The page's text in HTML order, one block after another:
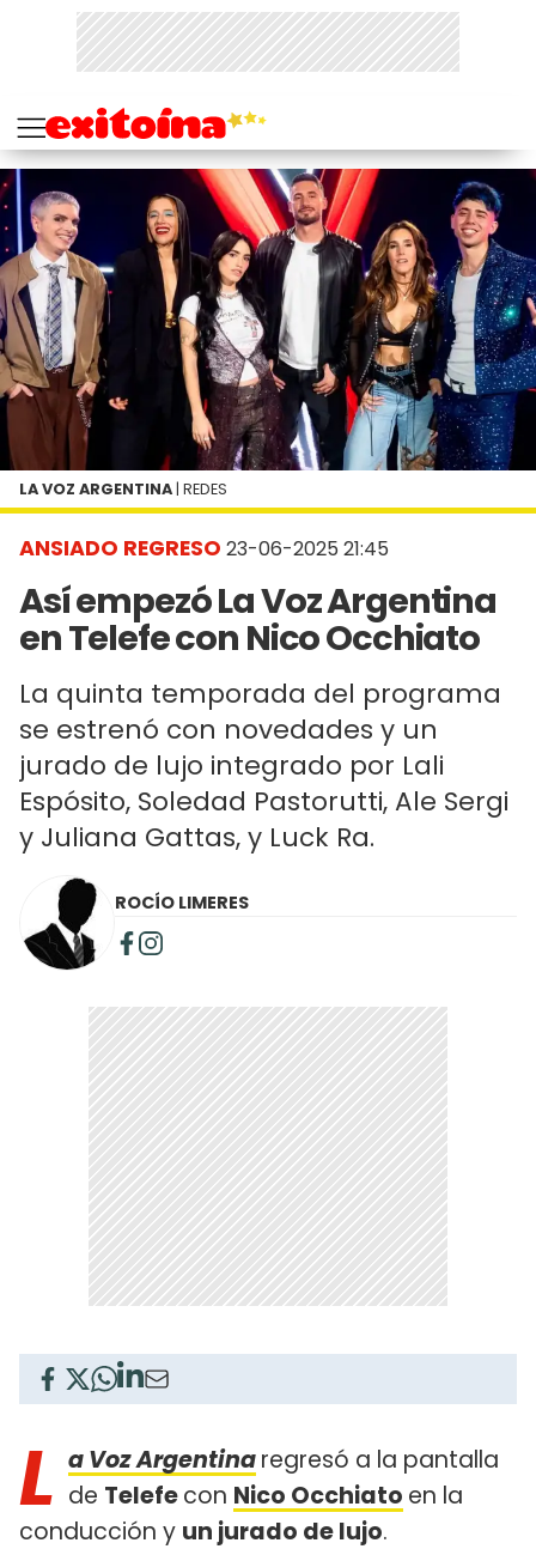
ANSIADO REGRESO 23-06-2025 21:45
Así empezó La Voz Argentina
en Telefe con Nico Occhiato
La quinta temporada del programa
se estrenó con novedades y un
jurado de lujo integrado por Lali
Espósito, Soledad Pastorutti, Ale Sergi
y Juliana Gattas, y Luck Ra.
LA VOZ ARGENTINA | REDES
ROCÍO LIMERES
L a Voz Argentinaregresó a la pantalla
de Telefecon Nico Occhiato en la
conducción y un jurado de lujo.